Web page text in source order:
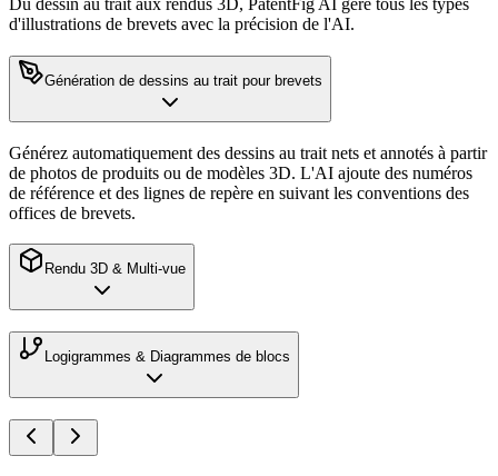
Du dessin au trait aux rendus 3D, PatentFig AI gère tous les types
d'illustrations de brevets avec la précision de l'AI.
Génération de dessins au trait pour brevets
Générez automatiquement des dessins au trait nets et annotés à partir
de photos de produits ou de modèles 3D. L'AI ajoute des numéros
de référence et des lignes de repère en suivant les conventions des
offices de brevets.
Rendu 3D & Multi-vue
Logigrammes & Diagrammes de blocs